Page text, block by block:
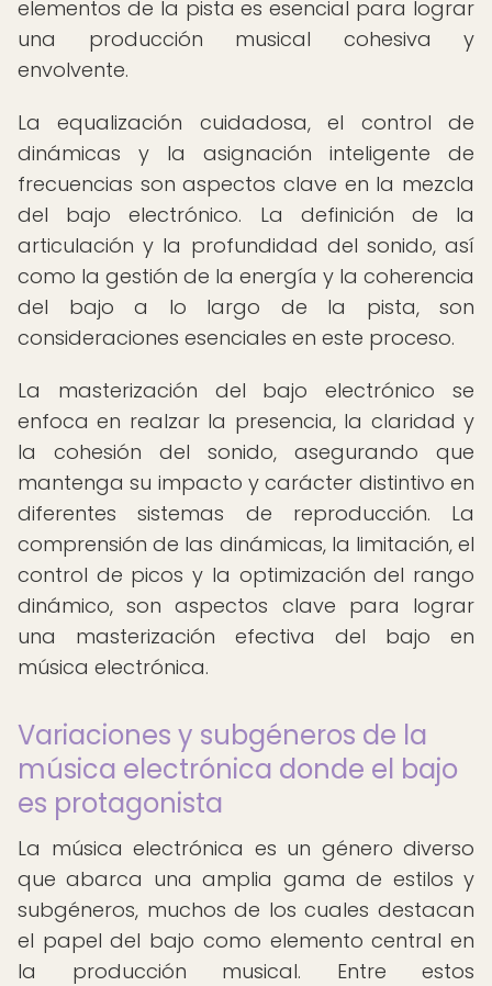
elementos de la pista es esencial para lograr
una producción musical cohesiva y
envolvente.
La equalización cuidadosa, el control de
dinámicas y la asignación inteligente de
frecuencias son aspectos clave en la mezcla
del bajo electrónico. La definición de la
articulación y la profundidad del sonido, así
como la gestión de la energía y la coherencia
del bajo a lo largo de la pista, son
consideraciones esenciales en este proceso.
La masterización del bajo electrónico se
enfoca en realzar la presencia, la claridad y
la cohesión del sonido, asegurando que
mantenga su impacto y carácter distintivo en
diferentes sistemas de reproducción. La
comprensión de las dinámicas, la limitación, el
control de picos y la optimización del rango
dinámico, son aspectos clave para lograr
una masterización efectiva del bajo en
música electrónica.
Variaciones y subgéneros de la
música electrónica donde el bajo
es protagonista
La música electrónica es un género diverso
que abarca una amplia gama de estilos y
subgéneros, muchos de los cuales destacan
el papel del bajo como elemento central en
la producción musical. Entre estos